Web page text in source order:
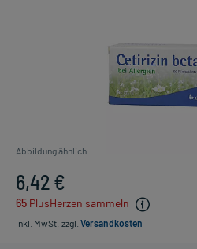
Abbildung ähnlich
6,42 €
65 PlusHerzen sammeln
inkl. MwSt. zzgl. Versandkosten